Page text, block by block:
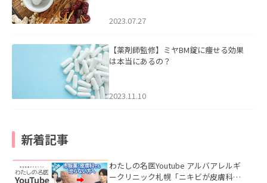
2023.07.27
【薬剤師監修】ミヤBM錠に痩せる効果
は本当にあるの？
2023.11.10
新着記事
わたしの名医Youtube アルバアレルギ
ークリニック札幌「ニキビが皮膚科で